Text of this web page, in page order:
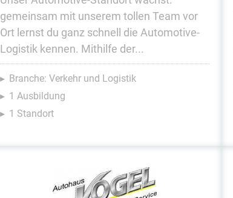
gemeinsam mit unserem tollen Team vor
Ort lernst du ganz schnell die Automotive-
Logistik kennen. Mithilfe der...
Branche: Verkehr und Logistik
1 Ausbildung
1 Standort